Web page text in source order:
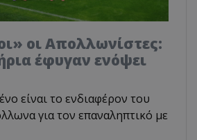
οι Απολλωνίστες:
έφυγαν ενόψει
είναι το ενδιαφέρον του
για τον επαναληπτικό με